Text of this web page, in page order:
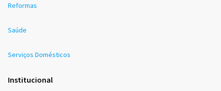
Reformas
Saúde
Serviços Domésticos
Institucional